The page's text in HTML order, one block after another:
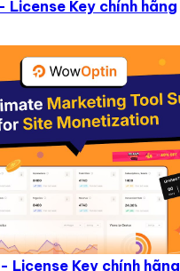
License Key chính hãng
License Key chính hãng